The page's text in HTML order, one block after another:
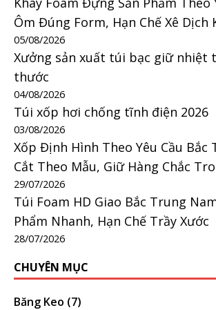
Ôm Đúng Form, Hạn Chế Xê Dịch
05/08/2026
Xưởng sản xuất túi bạc giữ nhiệt
thước
04/08/2026
Túi xốp hơi chống tĩnh điện 2026
03/08/2026
Xốp Định Hình Theo Yêu Cầu Bắc
Cắt Theo Mẫu, Giữ Hàng Chắc
29/07/2026
Túi Foam HD Giao Bắc Trung
Phẩm Nhanh, Hạn Chế Trầy Xước
28/07/2026
CHUYÊN MỤC
Băng Keo (7)